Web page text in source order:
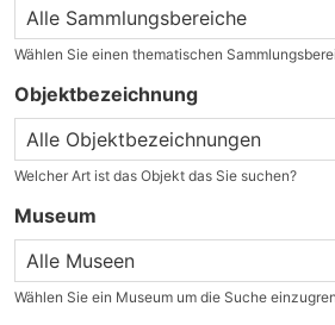
Wählen Sie einen thematischen
Objektbezeichnung
Welcher Art ist das Objekt das Sie suchen?
Museum
Wählen Sie ein Museum um die Suche